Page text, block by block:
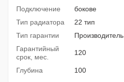
Подключение
бокове
Тип радиатора
22 тип
Тип гарантии
Производитель
Гарантийный
срок, мес.
120
Глубина 100